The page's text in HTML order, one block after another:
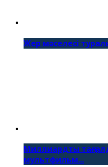
Жер мәселесі
Миллиардты
мультфильм...